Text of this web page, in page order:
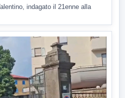
indagato il 21enne alla